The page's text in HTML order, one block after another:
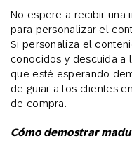
No espere a recibir una
para personalizar el
Si personaliza el
conocidos y descuida a
que esté esperando
de guiar a los clientes
de compra.
Cómo demostrar